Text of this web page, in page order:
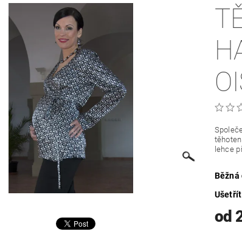
EET INFORMACE O ZPRACOVÁNÍ OSOBNÍCH ÚDAJŮ
ODSTOUPENÍ OD SMLOUVY MOJE
lehce
Běžná
od